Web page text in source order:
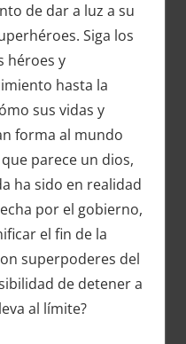
de dar a luz a su
Siga los
héroes y
hasta la
sus vidas y
forma al mundo
parece un dios,
ha sido en realidad
por el gobierno,
el fin de la
superpoderes del
de detener a
al límite?